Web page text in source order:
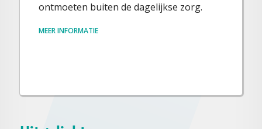
ontmoeten buiten de dagelijkse zorg.
MEER INFORMATIE